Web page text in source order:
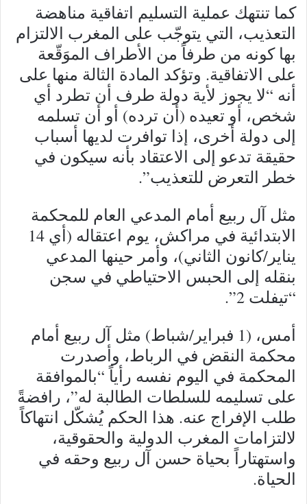
كما تنتهك عملية التسليم اتفاقية مناهضة
التعذيب، التي يتوجّب على المغرب الالتزام
بها كونه من طرفاً من الأطراف الموَقّعة
على الاتفاقية. وتؤكد المادة الثالة منها على
أنه “لا يجوز لأية دولة طرف أن تطرد أي
شخص، أو تعيده (أن ترده) أو أن تسلمه
إلى دولة أخرى، إذا توافرت لديها أسباب
حقيقة تدعو إلى الاعتقاد بأنه سيكون في
خطر التعرض للتعذيب”.
مثل آل ربيع أمام المدعي العام للمحكمة
الابتدائية في مراكش، يوم اعتقاله (أي 14
يناير/كانون الثاني)، وأمر حينها المدعي
بنقله إلى الحبس الاحتياطي في سجن
“تيفلت 2”.
أمس، (1 فبراير/شباط) مثل آل ربيع أمام
محكمة النقض في الرباط، وأصدرت
المحكمة في اليوم نفسه رأياً “بالموافقة
على تسليمه للسلطات الطالبة له”، رافضةً
طلب الإفراج عنه. هذا الحكم يُشكّل انتهاكاً
لالتزامات المغرب الدولية والحقوقية،
واستهتاراً بحياة حسن آل ربيع وحقه في
الحياة.